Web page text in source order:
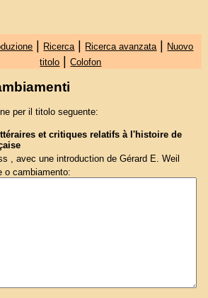
| Ricerca | Ricerca avanzata | Nuovo
titolo |Colofon
per il titolo seguente:
et critiques relatifs à l'histoire de
, avec une introduction de Gérard E. Weil
o cambiamento: